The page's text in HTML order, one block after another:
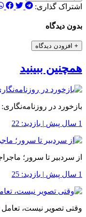
اشتراک گذاری:
بدون دیدگاه
+ افزودن دیدگاه
همچنین ببینید
بازخورد در
1 سال پیش | بازدید: 22
از سردبیر تا سرور؛
1 سال پیش | بازدید: 25
وقتی تصویر نیست،